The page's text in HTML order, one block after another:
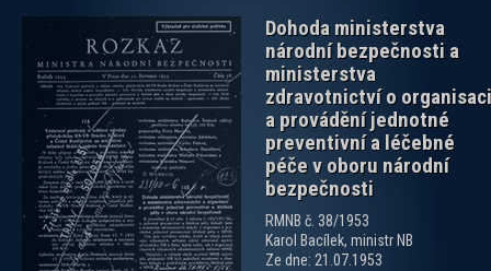
Dohoda ministerstva
národní bezpečnosti a
ministerstva
zdravotnictví o organisaci
a provádění jednotné
preventivní a léčebné
péče v oboru národní
bezpečnosti
RMNB č. 38/1953
Karol Bacílek, ministr NB
Ze dne: 21.07.1953
zobrazit PDF dokument